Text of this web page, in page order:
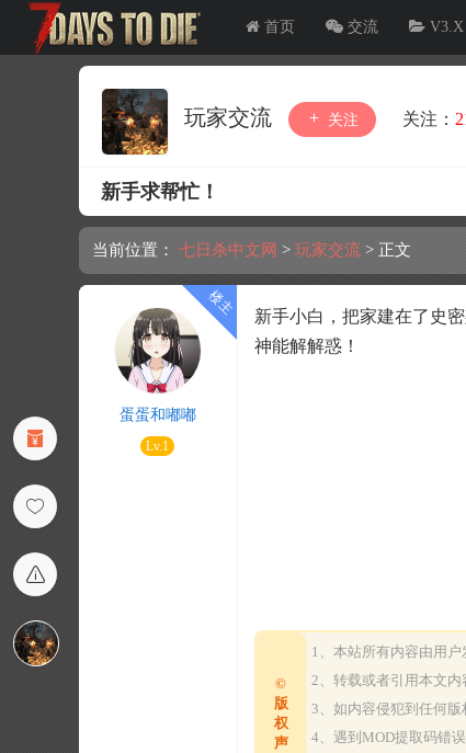
首页 交流 V3.X
玩家交流 关注 关注：
新手求帮忙！
当前位置： 七日杀中文网 > 玩家交流 > 正文
蛋蛋和嘟嘟
Lv.1
新手小白，把家建在了史
神能解解惑！
©
版
权
声
1、本站所有内容由用
2、转载或者引用本文内
3、如内容侵犯到任何版
4、遇到MOD提取码错